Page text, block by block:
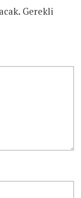
Gerekli